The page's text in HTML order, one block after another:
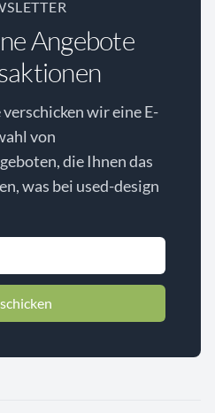
Angebote
wir eine E-
von
die Ihnen das
was bei used-design